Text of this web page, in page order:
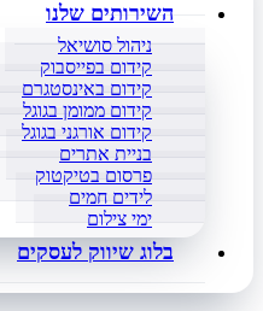
השירותים שלנו
ניהול סושיאל
קידום בפייסבוק
קידום באינסטגרם
קידום ממומן בגוגל
קידום אורגני בגוגל
בניית אתרים
פרסום בטיקטוק
לידים חמים
ימי צילום
בלוג שיווק לעסקים